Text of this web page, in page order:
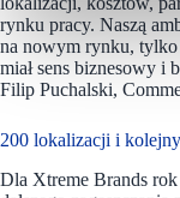
rynku pracy. Naszą
na nowym rynku,
miał sens biznesowy i
Filip Puchalski,
200 lokalizacji i
Dla Xtreme Brands